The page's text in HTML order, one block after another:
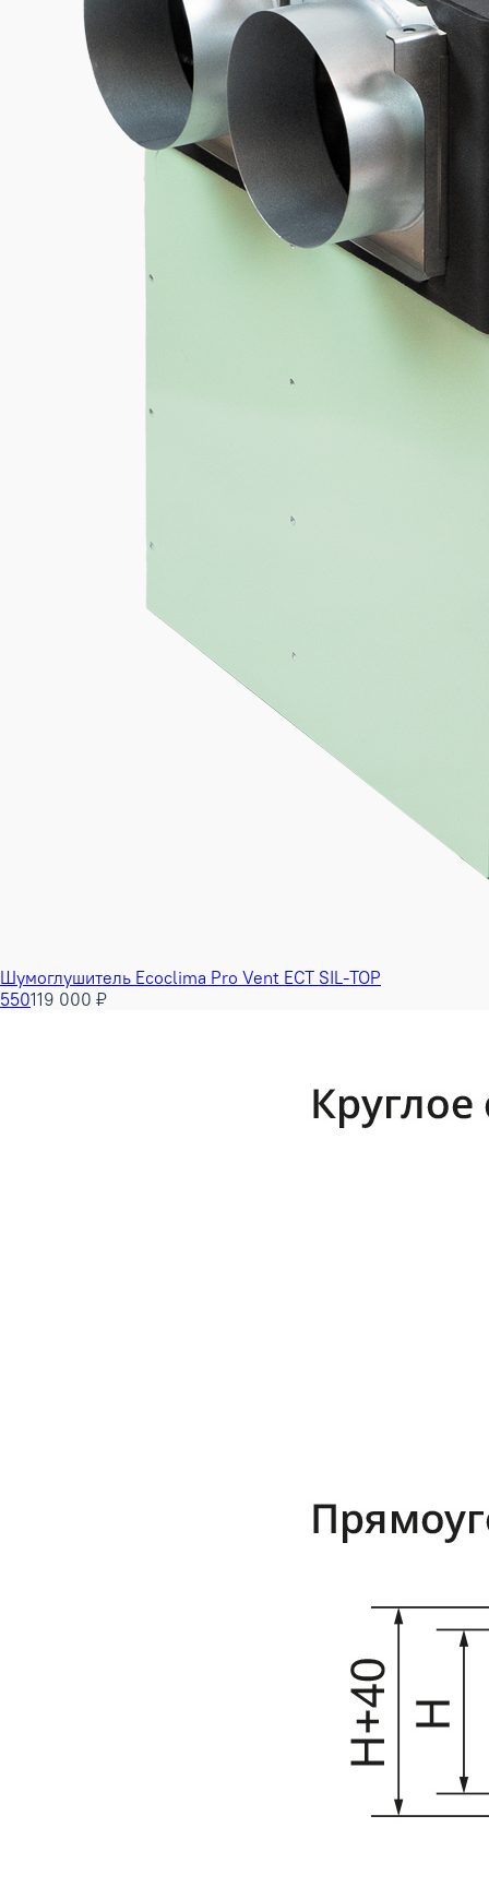
Шумоглушитель Ecoclima Pro Vent ECT SIL-TOP
550119 000 ₽